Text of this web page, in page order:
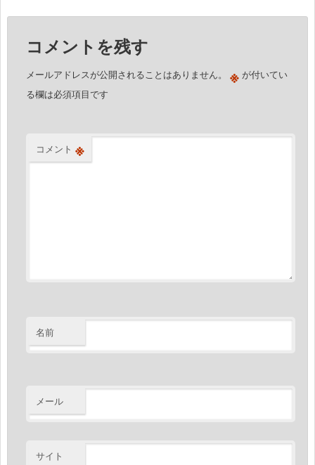
コメントを残す
メールアドレスが公開されることはありません。 ※が付いてい
る欄は必須項目です
コメント ※
名前
メール
サイト